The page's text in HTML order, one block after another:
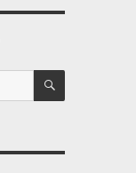
ZOEKEN